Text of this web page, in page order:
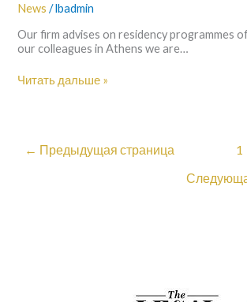
News /lbadmin
Our firm advises on residency programmes
our colleagues in Athens we are…
Читать дальше »
← Предыдущая страница 1